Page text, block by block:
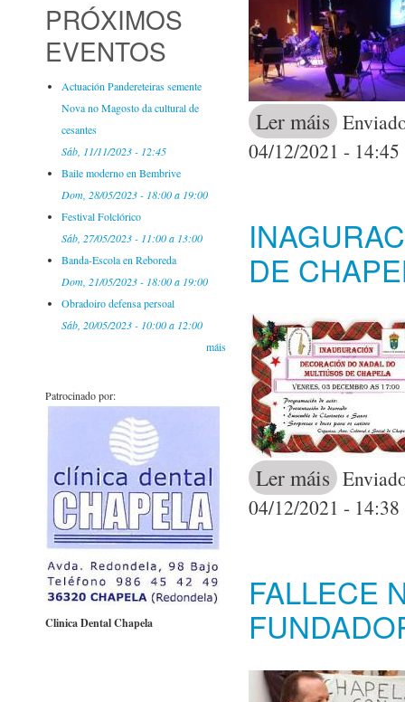
PRÓXIMOS
EVENTOS
Actuación Pandereteiras semente
Nova no Magosto da cultural de
cesantes
Sáb, 11/11/2023 - 12:45
Baile moderno en Bembrive
Dom, 28/05/2023 - 18:00a 19:00
Festival Folclórico
Sáb, 27/05/2023 - 11:00a 13:00
Banda-Escola en Reboreda
Dom, 21/05/2023 - 18:00a 19:00
Obradoiro defensa persoal
Sáb, 20/05/2023 - 10:00a 12:00
máis
Patrocinado por:
Clinica Dental Chapela
Ler máis acerca de
04/12/2021 - 14:45
DE
Ler máis acerca de
04/12/2021 - 14:38
FALLECE